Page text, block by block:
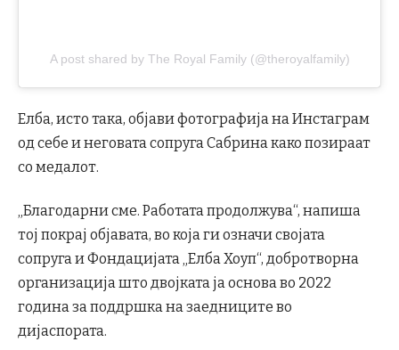
A post shared by The Royal Family (@theroyalfamily)
Елба, исто така, објави фотографија на Инстаграм
од себе и неговата сопруга Сабрина како позираат
со медалот.
„Благодарни сме. Работата продолжува“, напиша
тој покрај објавата, во која ги означи својата
сопруга и Фондацијата „Елба Хоуп“, добротворна
организација што двојката ја основа во 2022
година за поддршка на заедниците во
дијаспората.